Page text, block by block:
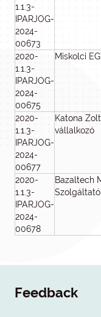
1.1.3-
IPARJOG-
2024-
00673
2020-
1.1.3-
IPARJOG-
2024-
00675
Miskolci
2020-
1.1.3-
IPARJOG-
2024-
00677
Katona
vállalkozó
2020-
1.1.3-
IPARJOG-
2024-
00678
Bazaltech
Szolgáltató
Feedback